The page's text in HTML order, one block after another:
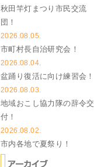
秋田竿灯まつり市民交流
団！
2026.08.05.
市町村長自治研究会！
2026.08.04.
盆踊り復活に向け練習会！
2026.08.03.
地域おこし協力隊の辞令交
付！
2026.08.02.
市内各地で夏祭り！